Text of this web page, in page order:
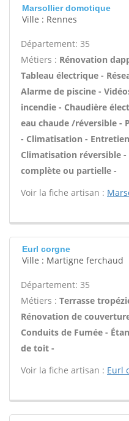
Marsollier domotique
Ville : Rennes
Département: 35
Métiers : Rénovation
Tableau électrique -
Alarme de piscine -
incendie - Chaudière
eau chaude /réversible -
- Climatisation -
Climatisation réversible
complète ou partielle -
Voir la fiche artisan :
Eurl corgne
Ville : Martigne ferchaud
Département: 35
Métiers : Terrasse
Rénovation de
Conduits de Fumée -
de toit -
Voir la fiche artisan : Eurl